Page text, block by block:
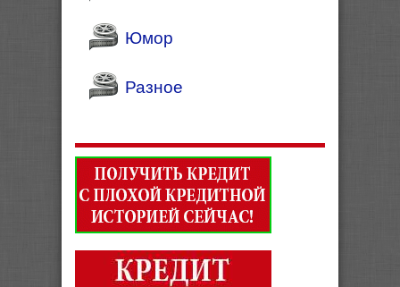
Юмор
Разное